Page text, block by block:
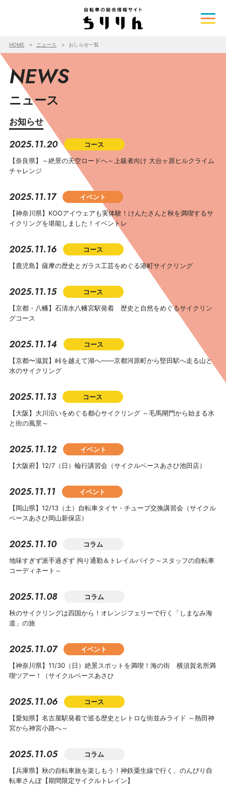
HOME ニュース おしらせ一覧
NEWS
ニュース
お知らせ
2025.11.20
コース
【奈良県】～絶景の天空ロードへ～上級者向け 大台ヶ原ヒルクライム
チャレンジ
2025.11.17
イベント
【神奈川県】KOOアイウェアも実体験！けんたさんと秋を満喫するサ
イクリングを堪能しました！イベントレ
2025.11.16
コース
【鹿児島】薩摩の歴史とガラス工芸をめぐる港町サイクリング
2025.11.15
コース
【京都・八幡】石清水八幡宮駅発着 歴史と自然をめぐるサイクリン
グコース
2025.11.14
コース
【京都〜滋賀】峠を越えて湖へ――京都河原町から堅田駅へ走る山と
水のサイクリング
2025.11.13
コース
【大阪】大川沿いをめぐる都心サイクリング ～毛馬閘門から始まる水
と街の風景～
2025.11.12
イベント
【大阪府】12/7（日）輪行講習会（サイクルベースあさひ池田店）
2025.11.11
イベント
【岡山県】12/13（土）自転車タイヤ・チューブ交換講習会（サイクル
ベースあさひ岡山新保店）
2025.11.10
コラム
地味すぎず派手過ぎず 拘り通勤＆トレイルバイク～スタッフの自転車
コーディネート～
2025.11.08
コラム
秋のサイクリングは四国から！オレンジフェリーで行く「しまなみ海
道」の旅
2025.11.07
イベント
【神奈川県】11/30（日）絶景スポットを満喫！海の街 横須賀名所満
喫ツアー！（サイクルベースあさひ
2025.11.06
コース
【愛知県】名古屋駅発着で巡る歴史とレトロな街並みライド ～熱田神
宮から神宮小路へ～
2025.11.05
コラム
【兵庫県】秋の自転車旅を楽しもう！神鉄粟生線で行く、のんびり自
転車さんぽ【期間限定サイクルトレイン】